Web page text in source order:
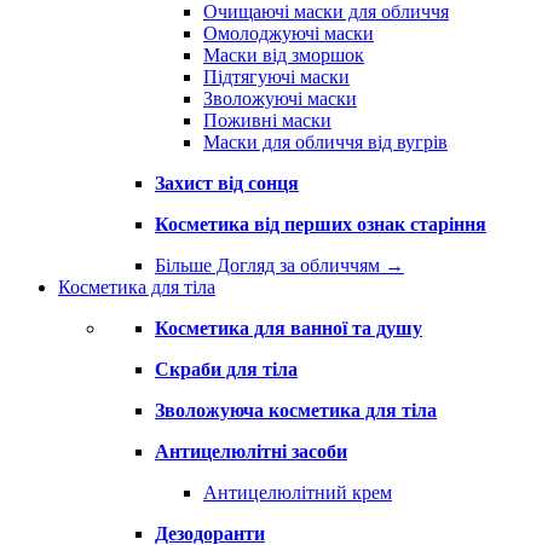
Очищаючі маски для обличчя
Омолоджуючі маски
Маски від зморшок
Підтягуючі маски
Зволожуючі маски
Поживні маски
Маски для обличчя від вугрів
Захист від сонця
Косметика від перших ознак старіння
Більше Догляд за обличчям →
Косметика для тіла
Косметика для ванної та душу
Скраби для тіла
Зволожуюча косметика для тіла
Антицелюлітні засоби
Антицелюлітний крем
Дезодоранти